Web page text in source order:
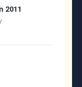
2011